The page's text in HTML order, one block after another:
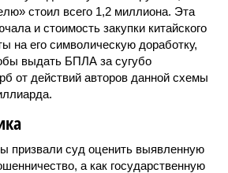
стоил всего 1,2 миллиона. Эта
и стоимость закупки китайского
на его символическую доработку,
выдать БПЛА за сугубо
от действий авторов данной схемы
призвали суд оценить выявленную
а как государственную